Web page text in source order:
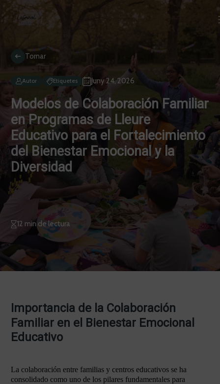
Tornar
Autor Etiquetes Juny 24, 2026
Modelos de Colaboración Familiar
en Programas de Lleure
Educativo para el Fortalecimiento
del Bienestar Emocional y la
Diversidad
12 min de lectura
Importancia de la Colaboración
Familiar en el Bienestar Emocional
Educativo
La colaboración entre familias y centros educativos se ha
consolidado como uno de los pilares fundamentales para